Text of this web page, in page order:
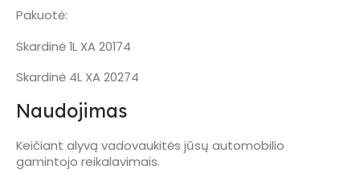
Pakuotė:
Skardinė 1L XA 20174
Skardinė 4L XA 20274
Naudojimas
Keičiant alyvą vadovaukitės jūsų automobilio
gamintojo reikalavimais.